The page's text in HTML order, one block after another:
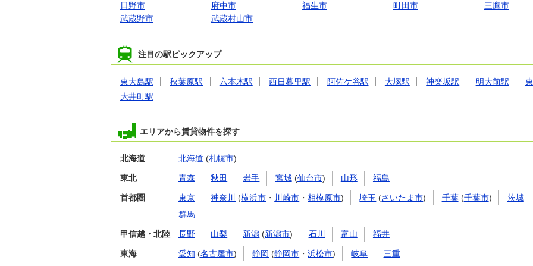
日野市
府中市 福生市 町田市
三鷹市
武蔵野市
武蔵村山市
注目の駅ピックアップ
東大島駅 秋葉原駅 六本木駅 西日暮里駅 阿佐ケ谷駅 大塚駅 神楽坂駅 明大前駅
大井町駅
エリアから賃貸物件を探す
北海道 北海道 (札幌市)
東北 青森 秋田 岩手 宮城(仙台市) 山形 福島
首都圏 東京 神奈川 (横浜市 ・ 川崎市 ・相模原市) 埼玉 (さいたま市) 千葉(千葉市)
茨城
群馬
甲信越・北陸 長野 山梨 新潟 (新潟市) 石川 富山 福井
東海 愛知 (名古屋市) 静岡 (静岡市 ・浜松市) 岐阜 三重